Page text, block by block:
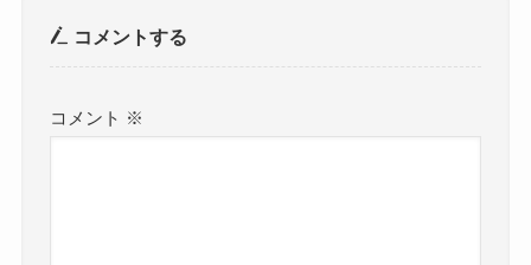
コメントする
コメント ※